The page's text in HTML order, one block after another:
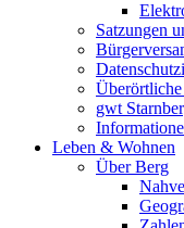
Satzungen
gwt
Leben & Wohnen
Über Berg